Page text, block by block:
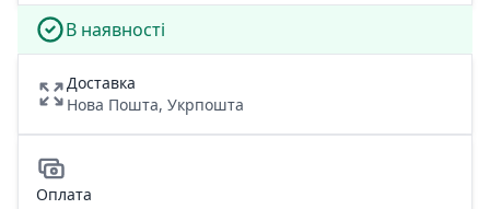
В наявності
Доставка
Нова Пошта, Укрпошта
Оплата